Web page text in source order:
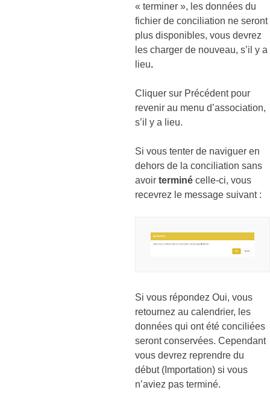
« terminer », les données du
fichier de conciliation ne seront
plus disponibles, vous devrez
les charger de nouveau, s’il y a
lieu.
Cliquer sur Précédent pour
revenir au menu d’association,
s’il y a lieu.
Si vous tenter de naviguer en
dehors de la conciliation sans
avoir terminé celle-ci, vous
recevrez le message suivant :
Si vous répondez Oui, vous
retournez au calendrier, les
données qui ont été conciliées
seront conservées. Cependant
vous devrez reprendre du
début (Importation) si vous
n’aviez pas terminé.